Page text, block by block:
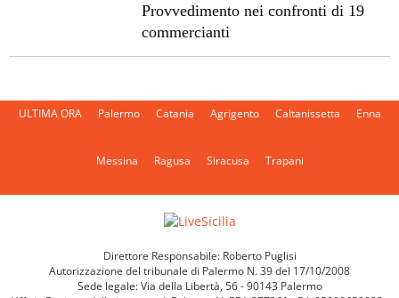
Provvedimento nei confronti di 19
commercianti
ULTIMA ORA Palermo Catania Agrigento Caltanissetta Enna
Messina Ragusa Siracusa Trapani
Direttore Responsabile: Roberto Puglisi
Autorizzazione del tribunale di Palermo N. 39 del 17/10/2008
Sede legale: Via della Libertà, 56 - 90143 Palermo